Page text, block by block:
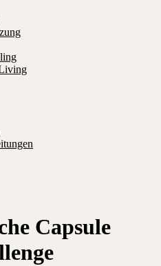
Capsule